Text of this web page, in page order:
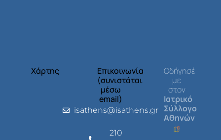
Χάρτης
Επικοινωνία
(συνιστάται
μέσω
email)
isathens@isathens.gr
210
Οδήγησέ
με
στον
Ιατρικό
Σύλλογο
Αθηνών